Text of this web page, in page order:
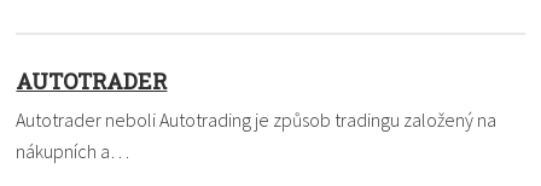
AUTOTRADER
Autotrader neboli Autotrading je způsob tradingu založený na
nákupních a…